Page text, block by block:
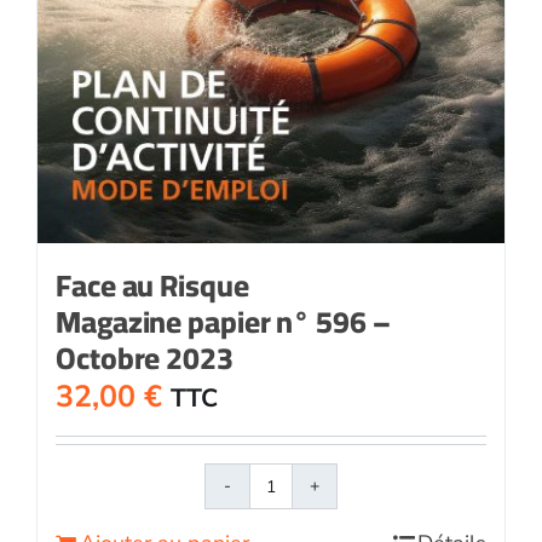
Face au Risque
Magazine papier n° 596 –
Octobre 2023
32,00 € TTC
quantité